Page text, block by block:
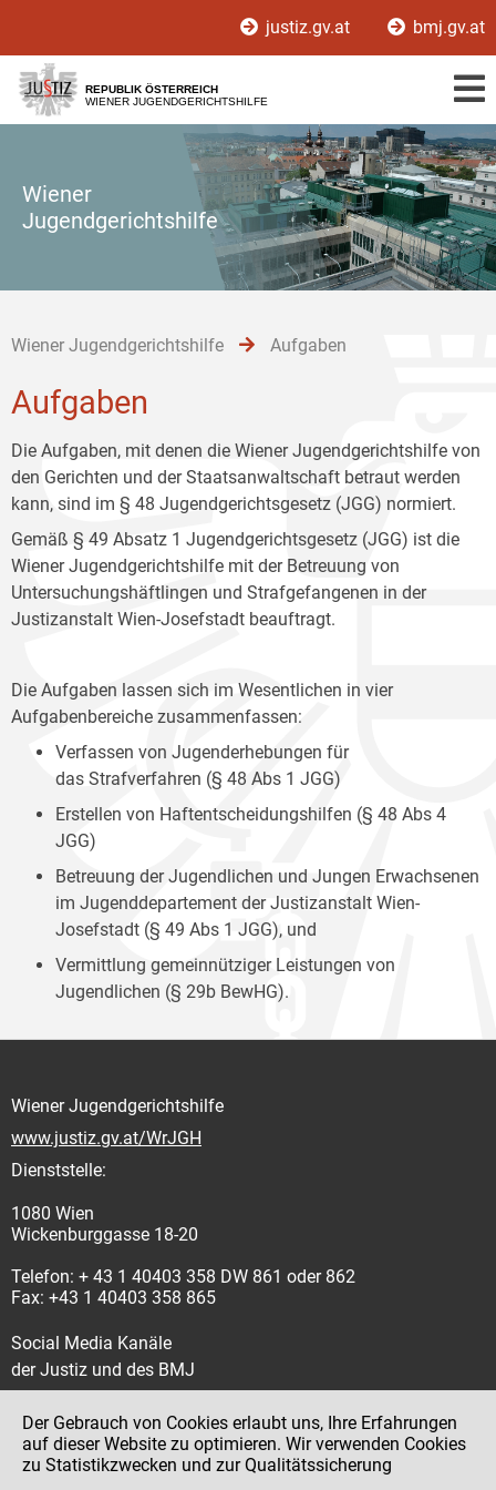
[1]
[2]
[3]
justiz.gv.at bmj.gv.at
REPUBLIK ÖSTERREICH
WIENER JUGENDGERICHTSHILFE
Wiener
Jugendgerichtshilfe
Wiener Jugendgerichtshilfe Aufgaben
Aufgaben
Die Aufgaben, mit denen die Wiener Jugendgerichtshilfe von
den Gerichten und der Staatsanwaltschaft betraut werden
kann, sind im § 48 Jugendgerichtsgesetz (JGG) normiert.
Gemäß § 49 Absatz 1 Jugendgerichtsgesetz (JGG) ist die
Wiener Jugendgerichtshilfe mit der Betreuung von
Untersuchungshäftlingen und Strafgefangenen in der
Justizanstalt Wien-Josefstadt beauftragt.
Die Aufgaben lassen sich im Wesentlichen in vier
Aufgabenbereiche zusammenfassen:
Verfassen von Jugenderhebungen für
das Strafverfahren (§ 48 Abs 1 JGG)
Erstellen von Haftentscheidungshilfen (§ 48 Abs 4
JGG)
Betreuung der Jugendlichen und Jungen Erwachsenen
im Jugenddepartement der Justizanstalt Wien-
Josefstadt (§ 49 Abs 1 JGG), und
Vermittlung gemeinnütziger Leistungen von
Jugendlichen (§ 29b BewHG).
Wiener Jugendgerichtshilfe
www.justiz.gv.at/WrJGH
Dienststelle:
1080 Wien
Wickenburggasse 18-20
Telefon: + 43 1 40403 358 DW 861 oder 862
Fax: +43 1 40403 358 865
Social Media Kanäle
der Justiz und des BMJ
Impressum
Der Gebrauch von Cookies erlaubt uns, Ihre Erfahrungen
auf dieser Website zu optimieren. Wir verwenden Cookies
zu Statistikzwecken und zur Qualitätssicherung